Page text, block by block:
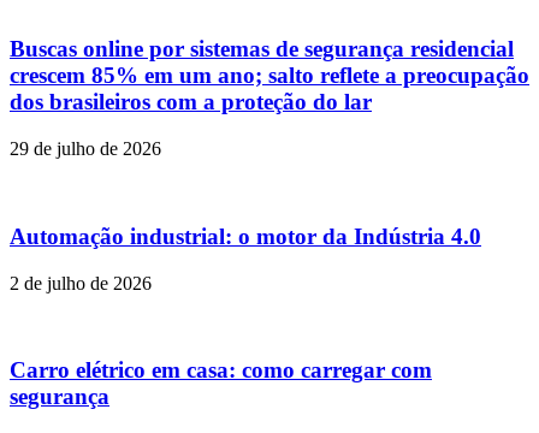
Buscas online por sistemas de segurança residencial
crescem 85% em um ano; salto reflete a preocupação
dos brasileiros com a proteção do lar
29 de julho de 2026
Automação industrial: o motor da Indústria 4.0
2 de julho de 2026
Carro elétrico em casa: como carregar com
segurança